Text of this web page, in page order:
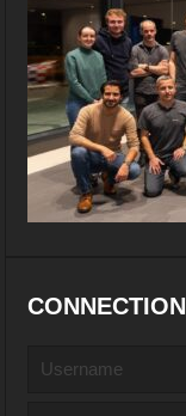
CONNECTION